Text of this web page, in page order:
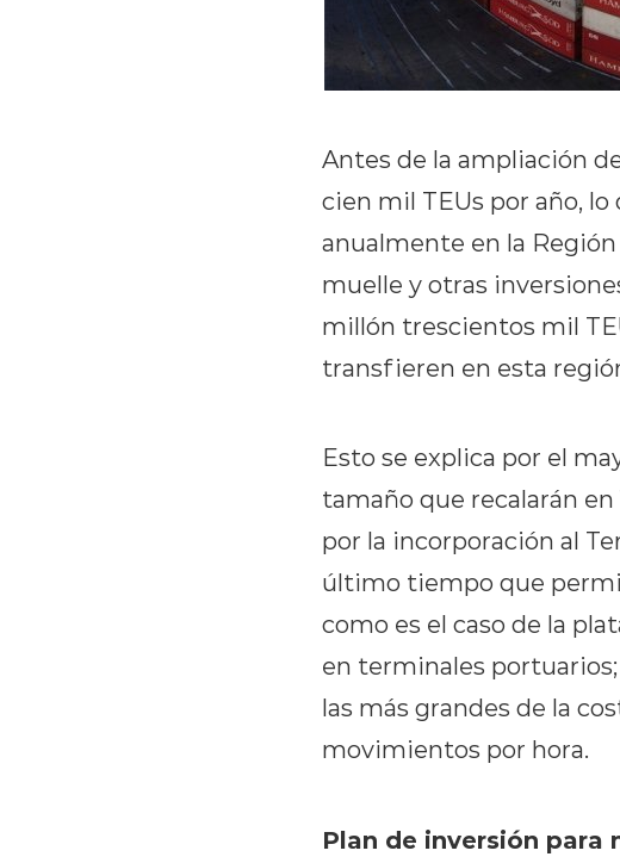
Antes de la ampliación
cien mil TEUs por año,
anualmente en la
muelle y otras
millón trescientos mil
transfieren en esta
Esto se explica por el
tamaño que recalarán en
por la incorporación al
último tiempo que
como es el caso de la
en terminales
las más grandes de la
movimientos por hora.
Plan de inversión